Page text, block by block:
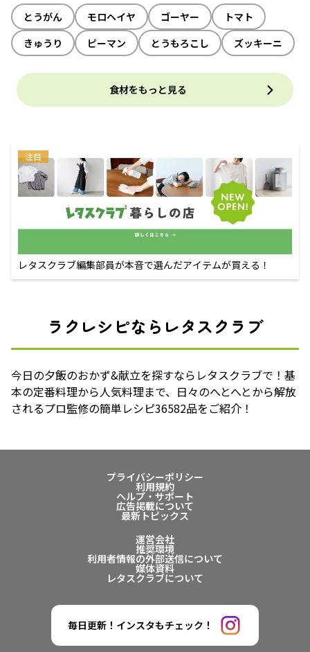
とうがん モロヘイヤ ゴーヤー
トマト
きゅうり
ピーマン とうもろこし ズッキーニ
食材をもっと見る
注目
レタスクラブ編集部員が本音で選んだアイテムが買える！
ラクレシピならレタスクラブ
今日の夕飯のおかず&献立を探すならレタスクラブで！基
本の定番料理から人気料理まで、日々のへとへとから解放
されるプロ監修の簡単レシピ36582品をご紹介！
プライバシーポリシー
利用規約
ヘルプ・サポート
広告掲載について
最新トピックス
運営会社
推奨環境
利用者情報の外部送信について
媒体資料
レタスクラブについて
毎日更新！インスタもチェック！